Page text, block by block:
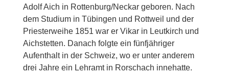
Adolf Aich in Rottenburg/Neckar geboren. Nach
dem Studium in Tübingen und Rottweil und der
Priesterweihe 1851 war er Vikar in Leutkirch und
Aichstetten. Danach folgte ein fünfjähriger
Aufenthalt in der Schweiz, wo er unter anderem
drei Jahre ein Lehramt in Rorschach innehatte.